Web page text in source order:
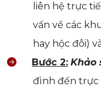
liên hệ trực
vấn về các
hay hộc đôi)
Bước 2: Khảo
đình đến trực